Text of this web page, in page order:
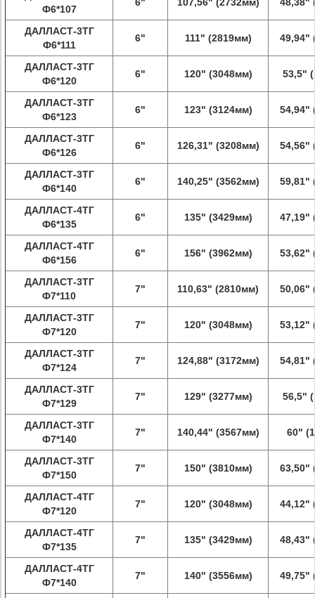
Ф6*107
ДАЛЛАСТ-3ТГ
Ф6*111
6" 111" (2819мм) 49,94"
ДАЛЛАСТ-3ТГ
Ф6*120
6" 120" (3048мм) 53,5"
ДАЛЛАСТ-3ТГ
Ф6*123
6" 123" (3124мм) 54,94"
ДАЛЛАСТ-3ТГ
Ф6*126
6" 126,31" (3208мм) 54,56"
ДАЛЛАСТ-3ТГ
Ф6*140
6" 140,25" (3562мм) 59,81"
ДАЛЛАСТ-4ТГ
Ф6*135
6" 135" (3429мм) 47,19"
ДАЛЛАСТ-4ТГ
Ф6*156
6" 156" (3962мм) 53,62"
ДАЛЛАСТ-3ТГ
Ф7*110
7" 110,63" (2810мм) 50,06"
ДАЛЛАСТ-3ТГ
Ф7*120
7" 120" (3048мм) 53,12"
ДАЛЛАСТ-3ТГ
Ф7*124
7" 124,88" (3172мм) 54,81"
ДАЛЛАСТ-3ТГ
Ф7*129
7" 129" (3277мм) 56,5"
ДАЛЛАСТ-3ТГ
Ф7*140
7" 140,44" (3567мм) 60"
ДАЛЛАСТ-3ТГ
Ф7*150
7" 150" (3810мм) 63,50"
ДАЛЛАСТ-4ТГ
Ф7*120
7" 120" (3048мм) 44,12"
ДАЛЛАСТ-4ТГ
Ф7*135
7" 135" (3429мм) 48,43"
ДАЛЛАСТ-4ТГ
Ф7*140
7" 140" (3556мм) 49,75"